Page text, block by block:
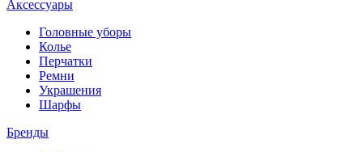
Аксессуары
Головные уборы
Колье
Перчатки
Ремни
Украшения
Шарфы
Бренды